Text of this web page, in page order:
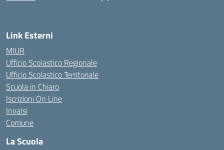
Link Esterni
MIUR
Ufficio Scolastico Regionale
Ufficio Scolastico Territoriale
Scuola in Chiaro
Iscrizioni On Line
Invalsi
Comune
La Scuola